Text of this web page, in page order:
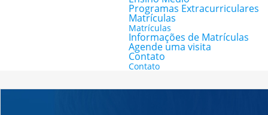
Programas Extracurriculares
Matrículas
Matrículas
Informações de Matrículas
Agende uma visita
Contato
Contato